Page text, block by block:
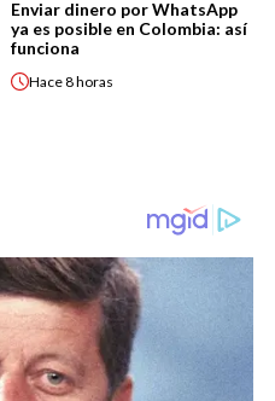
Enviar dinero por WhatsApp
ya es posible en Colombia: así
funciona
Hace8 horas